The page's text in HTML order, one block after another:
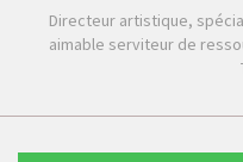
Directeur artistique,
aimable serviteur de